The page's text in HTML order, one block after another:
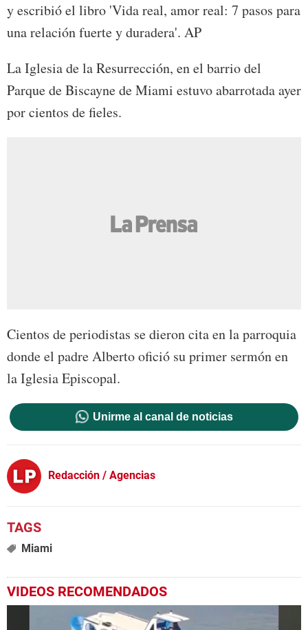
y escribió el libro 'Vida real, amor real: 7 pasos para
una relación fuerte y duradera'. AP
La Iglesia de la Resurrección, en el barrio del
Parque de Biscayne de Miami estuvo abarrotada ayer
por cientos de fieles.
Cientos de periodistas se dieron cita en la parroquia
donde el padre Alberto ofició su primer sermón en
la Iglesia Episcopal.
Unirme al canal de noticias
Redacción / Agencias
Miami
VIDEOS RECOMENDADOS